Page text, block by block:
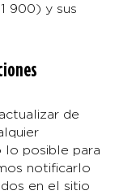
900) y sus
de
posible para
notificarlo
en el sitio